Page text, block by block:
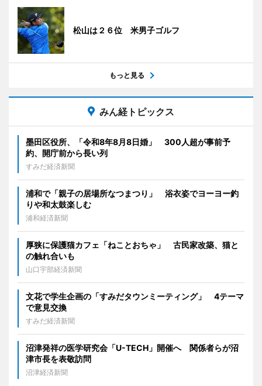
松山は２６位 米男子ゴルフ
もっと見る
みん経トピックス
墨田区役所、「令和8年8月8日婚」 300人超が事前予
約、開庁前から長い列
すみだ経済新聞
浦和で「親子の居場所なつまつり」 浴衣姿でヨーヨー釣
りや和太鼓楽しむ
浦和経済新聞
厚狭に保護猫カフェ「ねことおちゃ」 古民家改築、猫と
の触れ合いも
山口宇部経済新聞
文花で学生企画の「すみだタウンミーティング」 4テーマ
で意見交換
すみだ経済新聞
沼津発祥の医学研究会「U-TECH」開催へ 関係者らが沼
津市長を表敬訪問
沼津経済新聞